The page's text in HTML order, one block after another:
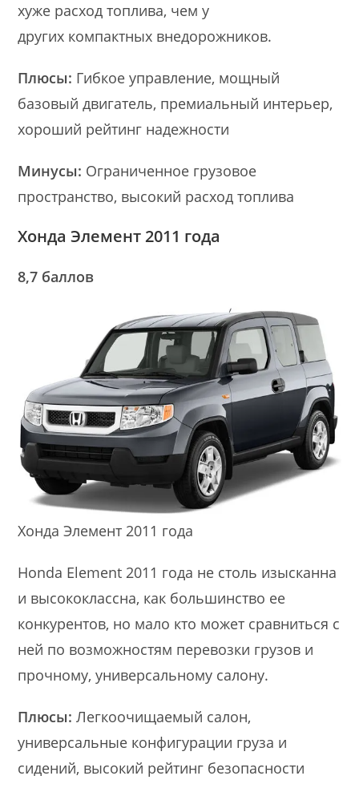
хуже расход топлива, чем у
других компактных внедорожников.
Плюсы: Гибкое управление, мощный
базовый двигатель, премиальный интерьер,
хороший рейтинг надежности
Минусы: Ограниченное грузовое
пространство, высокий расход топлива
Хонда Элемент 2011 года
8,7 баллов
Хонда Элемент 2011 года
Honda Element 2011 года не столь изысканна
и высококлассна, как большинство ее
конкурентов, но мало кто может сравниться с
ней по возможностям перевозки грузов и
прочному, универсальному салону.
Плюсы:Легкоочищаемый салон,
универсальные конфигурации груза и
сидений, высокий рейтинг безопасности